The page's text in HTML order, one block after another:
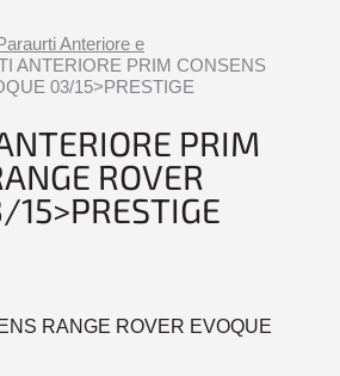
Anteriore e
ANTERIORE PRIM CONSENS
03/15>PRESTIGE
PRIM
ROVER
15>PRESTIGE
RANGE ROVER EVOQUE